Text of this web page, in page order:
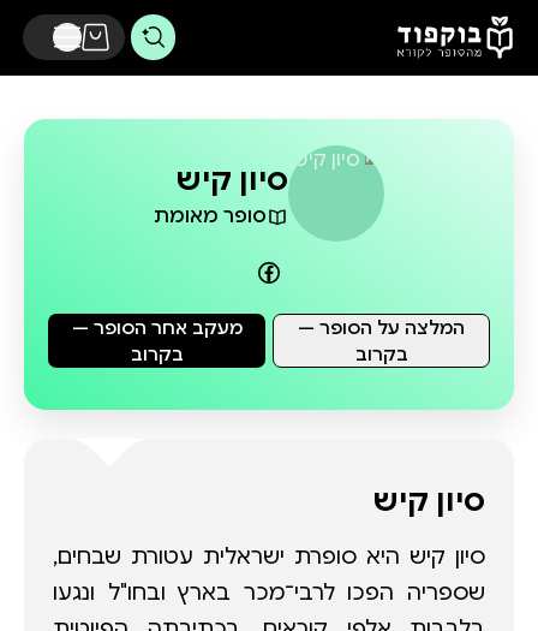
דלג לתוכן הראשי
סיון קיש
סופר מאומת
מעקב אחר הסופר —
בקרוב
המלצה על הסופר —
בקרוב
סיון קיש
סיון קיש היא סופרת ישראלית עטורת שבחים,
שספריה הפכו לרבי־מכר בארץ ובחו"ל ונגעו